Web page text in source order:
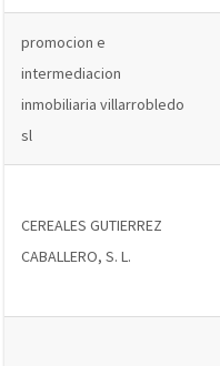
promocion e
intermediacion
inmobiliaria villarrobledo
sl
CEREALES GUTIERREZ
CABALLERO, S. L.